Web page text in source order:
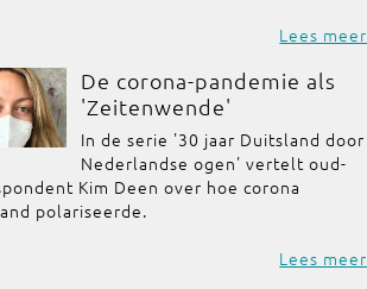
Lees meer
De corona-pandemie als
'Zeitenwende'
In de serie '30 jaar Duitsland door
Nederlandse ogen' vertelt oud-
Kim Deen over hoe corona
polariseerde.
Lees meer